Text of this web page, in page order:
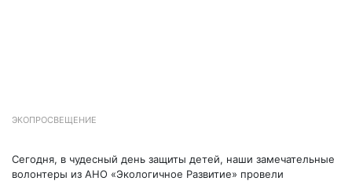
ЭКОПРОСВЕЩЕНИЕ
Сегодня, в чудесный день защиты детей, наши замечательные
волонтеры из АНО «Экологичное Развитие» провели